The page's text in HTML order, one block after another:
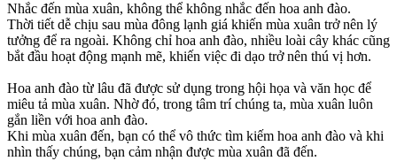
Nhắc đến mùa xuân, không thể không nhắc đến hoa anh đào.
Thời tiết dễ chịu sau mùa đông lạnh giá khiến mùa xuân trở nên lý
tưởng để ra ngoài. Không chỉ hoa anh đào, nhiều loài cây khác cũng
bắt đầu hoạt động mạnh mẽ, khiến việc đi dạo trở nên thú vị hơn.
Hoa anh đào từ lâu đã được sử dụng trong hội họa và văn học để
miêu tả mùa xuân. Nhờ đó, trong tâm trí chúng ta, mùa xuân luôn
gắn liền với hoa anh đào.
Khi mùa xuân đến, bạn có thể vô thức tìm kiếm hoa anh đào và khi
nhìn thấy chúng, bạn cảm nhận được mùa xuân đã đến.